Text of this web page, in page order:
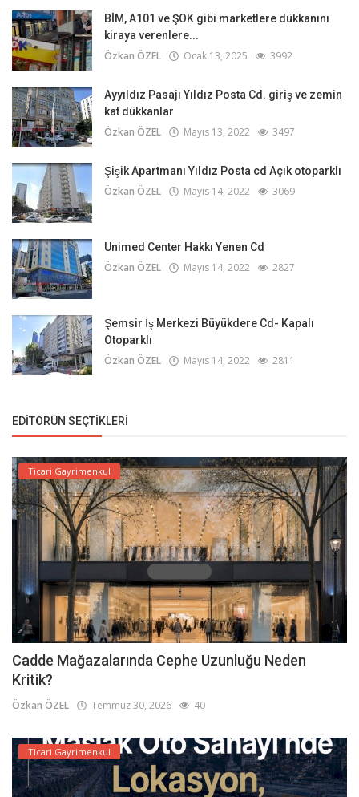
BİM, A101 ve ŞOK gibi marketlere dükkanını
kiraya verenlere...
Özkan ÖZEL Ocak 13, 2025 3992
Ayyıldız Pasajı Yıldız Posta Cd. giriş ve zemin
kat dükkanlar
Özkan ÖZEL Mayıs 13, 2022 3497
Şişik Apartmanı Yıldız Posta cd Açık otoparklı
Özkan ÖZEL Mayıs 14, 2022 3069
Unimed Center Hakkı Yenen Cd
Özkan ÖZEL Mayıs 14, 2022 2827
Şemsir İş Merkezi Büyükdere Cd- Kapalı
Otoparklı
Özkan ÖZEL Mayıs 14, 2022 2811
EDITÖRÜN SEÇTIKLERI
Ticari Gayrimenkul
Cadde Mağazalarında Cephe Uzunluğu Neden
Kritik?
Özkan ÖZEL Temmuz 30, 2026 40
Ticari Gayrimenkul